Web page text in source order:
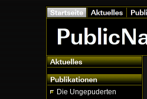
Die Ungepuderten